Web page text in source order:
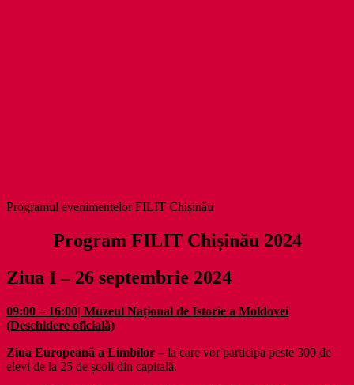
Programul evenimentelor FILIT Chișinău
Program FILIT Chișinău 2024
Ziua I – 26 septembrie 2024
09:00 – 16:00| Muzeul Național de Istorie a Moldovei
(Deschidere oficială)
Ziua Europeană a Limbilor – la care vor participa peste 300 de
elevi de la 25 de școli din capitală.